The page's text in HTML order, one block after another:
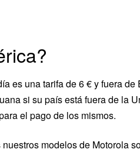
es una tarifa de 6 € y fuera
si su país está fuera de la
el pago de los mismos.
modelos de Motorola